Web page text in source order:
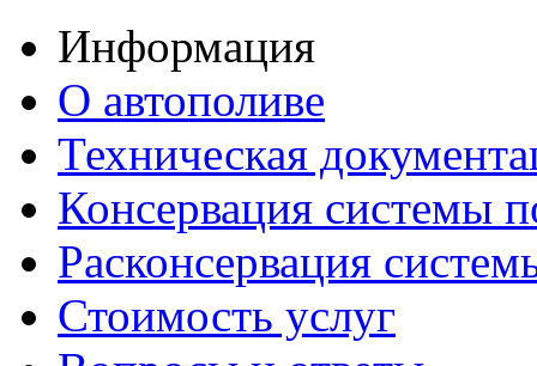
Информация
О автополиве
Техническая
Консервация системы
Расконсервация
Стоимость услуг